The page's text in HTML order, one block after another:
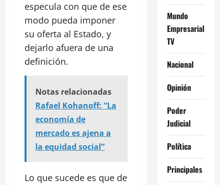
especula con que de ese
modo pueda imponer
su oferta al Estado, y
dejarlo afuera de una
definición.
Notas relacionadas
Rafael Kohanoff: “La
economía de
mercado es ajena a
la equidad social”
Lo que sucede es que de
Mundo
Empresarial
TV
Nacional
Opinión
Poder
Judicial
Política
Principales